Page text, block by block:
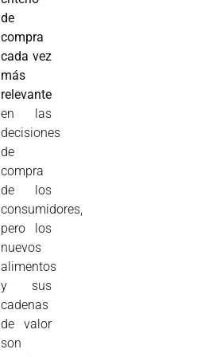
de
compra
cada vez
más
relevante
en las
decisiones
de
compra
de los
consumidores,
pero los
nuevos
alimentos
y sus
cadenas
de valor
son